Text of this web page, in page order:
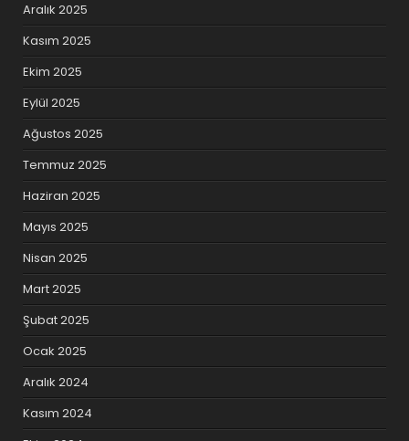
Aralık 2025
Kasım 2025
Ekim 2025
Eylül 2025
Ağustos 2025
Temmuz 2025
Haziran 2025
Mayıs 2025
Nisan 2025
Mart 2025
Şubat 2025
Ocak 2025
Aralık 2024
Kasım 2024